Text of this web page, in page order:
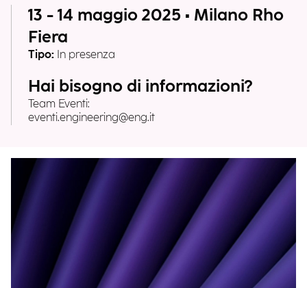
13 - 14 maggio 2025 • Milano Rho
Fiera
Tipo: In presenza
Hai bisogno di informazioni?
Team Eventi:
eventi.engineering@eng.it